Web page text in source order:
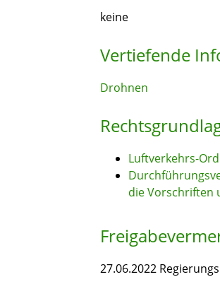
keine
Vertiefende
Drohnen
Luftverkehrs-
die Vorschriften
27.06.2022